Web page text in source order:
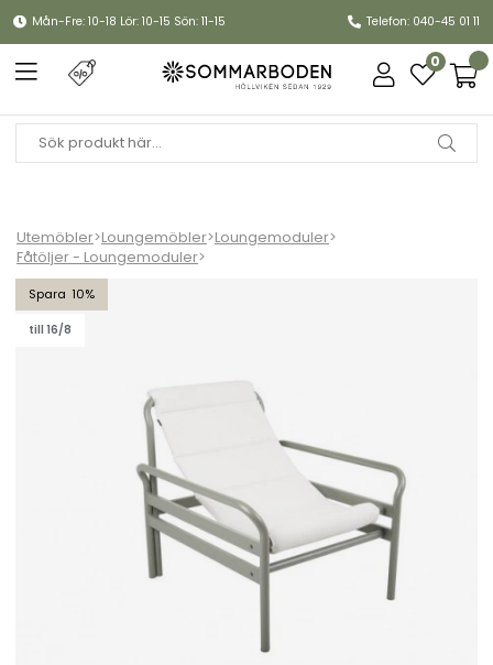
Mån-Fre: 10-18 Lör: 10-15 Sön: 11-15 Telefon: 040-45 01 11
0
Utemöbler>Loungemöbler>Loungemoduler>
Fåtöljer - Loungemoduler>
10
till 16/8
Sling fåtölj - nordic green/vanilla white dyna